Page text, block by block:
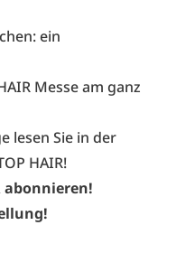
ein
Messe am ganz
lesen Sie in der
HAIR!
abonnieren!